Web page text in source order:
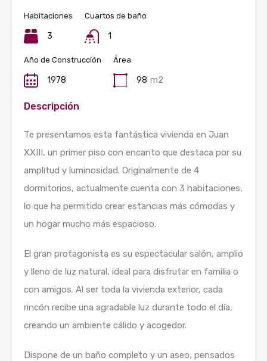
Habitaciones
3
Cuartos de baño
1
Año de Construcción
1978
Área
98 m2
Descripción
Te presentamos esta fantástica vivienda en Juan
XXIII, un primer piso con encanto que destaca por su
amplitud y luminosidad. Originalmente de 4
dormitorios, actualmente cuenta con 3 habitaciones,
lo que ha permitido crear estancias más cómodas y
un hogar mucho más espacioso.
El gran protagonista es su espectacular salón, amplio
y lleno de luz natural, ideal para disfrutar en familia o
con amigos. Al ser toda la vivienda exterior, cada
rincón recibe una agradable luz durante todo el día,
creando un ambiente cálido y acogedor.
Dispone de un baño completo y un aseo, pensados